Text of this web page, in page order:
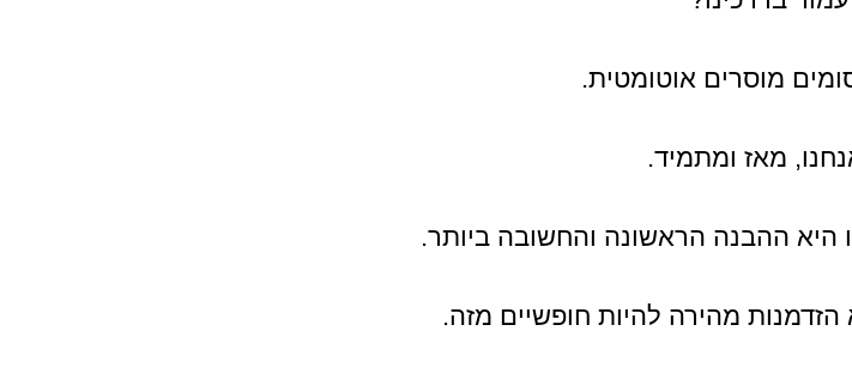
מוסרים אוטומטית.
מאז ומתמיד.
היא ההבנה הראשונה והחשובה ביותר.
מהירה להיות חופשיים מזה.